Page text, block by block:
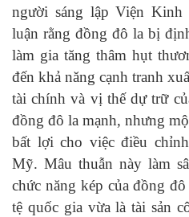
người sáng lập Viện Kinh
luận rằng đồng đô la bị
làm gia tăng thâm hụt
đến khả năng cạnh tranh
tài chính và vị thế dự trữ
đồng đô la mạnh, nhưng
bất lợi cho việc điều
Mỹ. Mâu thuẫn này làm
chức năng kép của đồng
tệ quốc gia vừa là tài sản